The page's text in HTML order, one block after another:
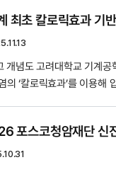
한창수 교수 수상 사진 (출
로 다른 수용체를 각각 모
개념도 고려대학교 기계공
의 ‘칼로릭효과’를 이용해
성곤 박사·신재현·정길 연
순환연구실 (EMCL) 강용